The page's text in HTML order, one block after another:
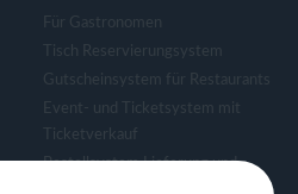
Für Gastronomen
Tisch Reservierungsystem
Gutscheinsystem für Restaurants
Event- und Ticketsystem mit
Ticketverkauf
Bestellsystem Lieferung und